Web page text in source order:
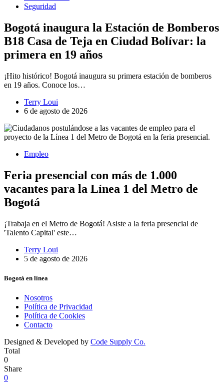
Seguridad
Bogotá inaugura la Estación de Bomberos
B18 Casa de Teja en Ciudad Bolívar: la
primera en 19 años
¡Hito histórico! Bogotá inaugura su primera estación de bomberos
en 19 años. Conoce los…
Terry Loui
6 de agosto de 2026
Empleo
Feria presencial con más de 1.000
vacantes para la Línea 1 del Metro de
Bogotá
¡Trabaja en el Metro de Bogotá! Asiste a la feria presencial de
'Talento Capital' este…
Terry Loui
5 de agosto de 2026
Bogotá en línea
Nosotros
Política de Privacidad
Política de Cookies
Contacto
Designed & Developed by Code Supply Co.
Total
0
Share
0